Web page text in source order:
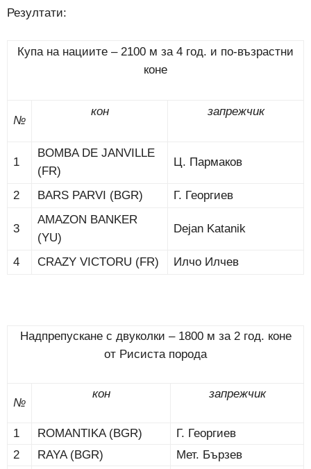
Резултати:
Купа на нациите – 2100 м за 4 год. и по-възрастни
коне
№
кон запрежчик
1
BOMBA DE JANVILLE
(FR)
Ц. Пармаков
2 BARS PARVI (BGR) Г. Георгиев
3
AMAZON BANKER
(YU)
Dejan Katanik
4 CRAZY VICTORU (FR) Илчо Илчев
Надпрепускане с двуколки – 1800 м за 2 год. коне
от Рисиста порода
№
кон запрежчик
1 ROMANTIKA (BGR)
Г. Георгиев
2
RAYA (BGR)
Мет. Бързев